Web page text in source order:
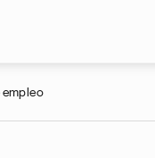
empleo